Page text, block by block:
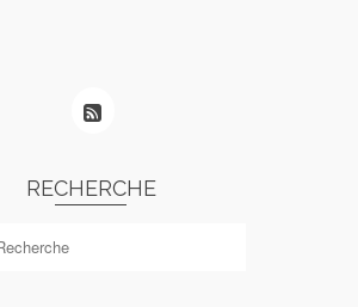
RECHERCHE